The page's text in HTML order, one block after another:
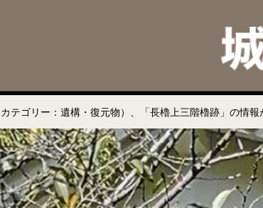
テゴリー：遺構・復元物）、「長櫓上三階櫓跡」の情報